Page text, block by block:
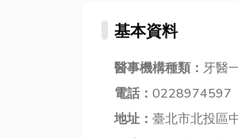
基本資料
醫事機構種類： 牙醫
電話： 0228974597
地址： 臺北市北投區